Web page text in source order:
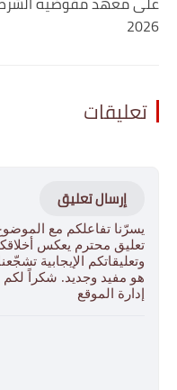
2026
تعليقات
إرسال تعليق
يسرّنا تفاعلكم مع
تعليق محترم يعكس
وتعليقاتكم الإيجابية
هو مفيد وجديد. شكراً لكم
إدارة الموقع